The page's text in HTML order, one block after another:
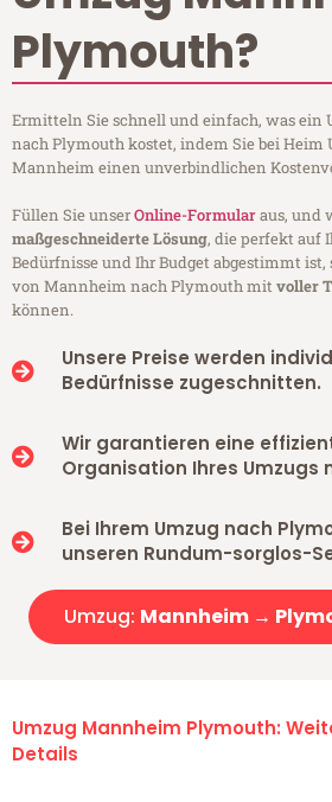
Plymouth?
Ermitteln Sie schnell und einfach, was ein
nach Plymouth kostet, indem Sie bei Heim
Mannheim einen unverbindlichen
Füllen Sie unserOnline-Formularaus, und
maßgeschneiderte Lösung, die perfekt auf
Bedürfnisse und Ihr Budget abgestimmt ist,
von Mannheim nach Plymouth mitvoller
können.
Unsere Preise werden
Bedürfnisse zugeschnitten.
Wir garantieren eine
Organisation Ihres Umzugs
Bei Ihrem Umzug nach
unseren Rundum-sorglos-
Umzug: Mannheim →
Umzug Mannheim Plymouth:
Details